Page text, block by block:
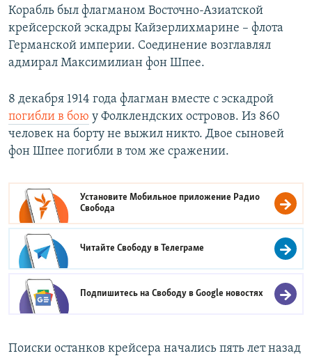
Корабль был флагманом Восточно-Азиатской
крейсерской эскадры Кайзерлихмарине – флота
Германской империи. Соединение возглавлял
адмирал Максимилиан фон Шпее.
8 декабря 1914 года флагман вместе с эскадрой
погибли в бою у Фолклендских островов. Из 860
человек на борту не выжил никто. Двое сыновей
фон Шпее погибли в том же сражении.
Установите Мобильное приложение Радио
Свобода
Читайте Свободу вТелеграме
Подпишитесь на Свободу вGoogle новостях
Поиски останков крейсера начались пять лет назад